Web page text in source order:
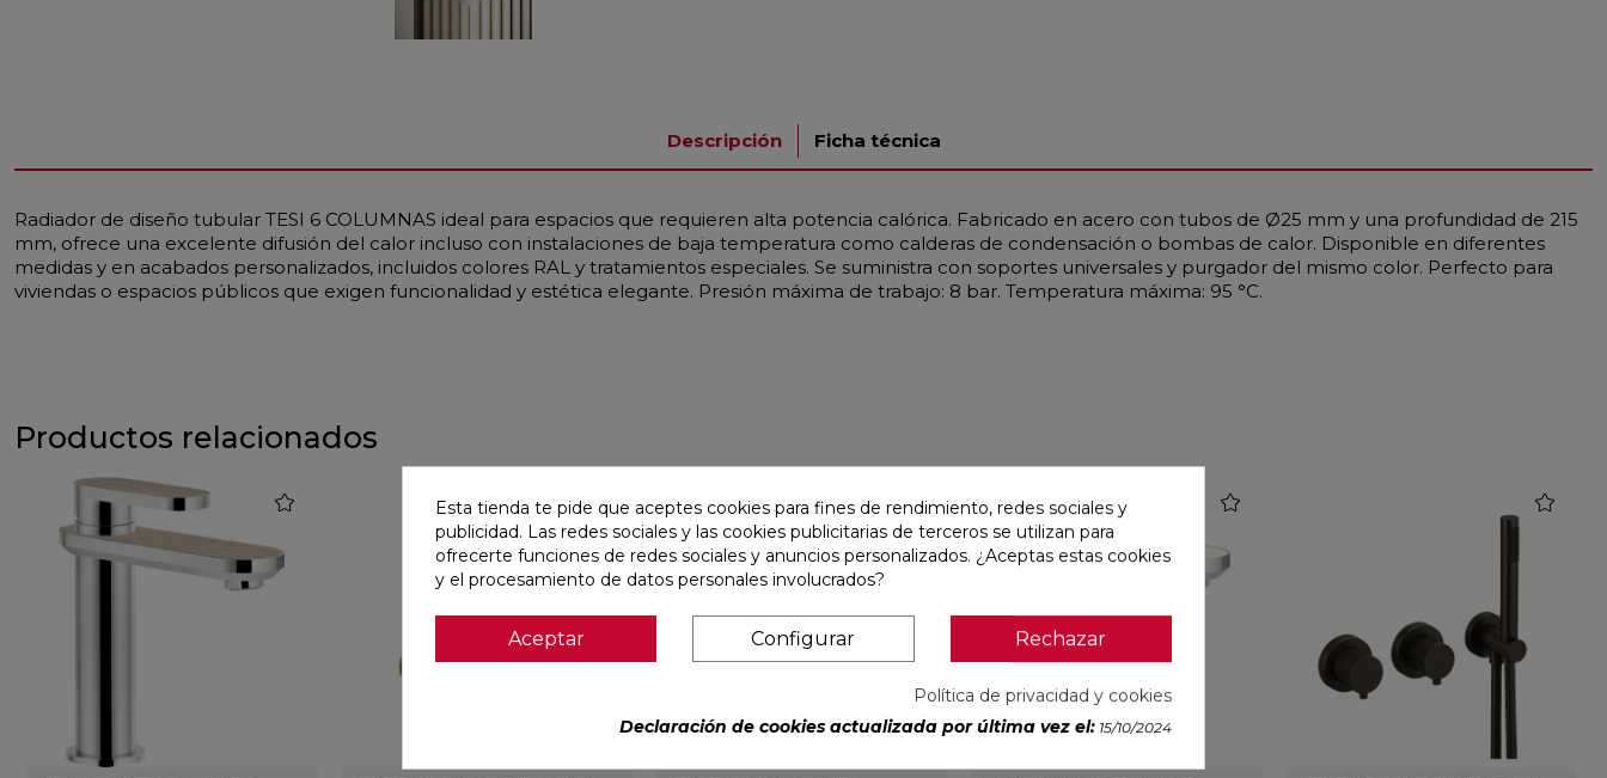
Descripción Ficha técnica
Radiador de diseño tubular TESI 6 COLUMNAS ideal para espacios que requieren alta potencia calórica. Fabricado en acero con tubos de Ø25 mm y una profundidad de 215
mm, ofrece una excelente difusión del calor incluso con instalaciones de baja temperatura como calderas de condensación o bombas de calor. Disponible en diferentes
medidas y en acabados personalizados, incluidos colores RAL y tratamientos especiales. Se suministra con soportes universales y purgador del mismo color. Perfecto para
viviendas o espacios públicos que exigen funcionalidad y estética elegante. Presión máxima de trabajo: 8 bar. Temperatura máxima: 95 °C.
Productos relacionados
favorite favorite favorite
Esta tienda te pide que aceptes cookies para fines de rendimiento, redes sociales y
publicidad. Las redes sociales y las cookies publicitarias de terceros se utilizan para
ofrecerte funciones de redes sociales y anuncios personalizados. ¿Aceptas estas cookies
y el procesamiento de datos personales involucrados?
Aceptar Configurar Rechazar
Política de privacidad y cookies
Declaración de cookies actualizada por última vez el: 15/10/2024